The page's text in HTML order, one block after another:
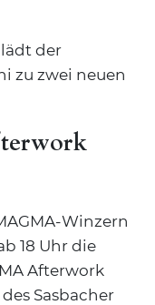
der
zu zwei neuen
Winzern
18 Uhr die
Afterwork
Sasbacher